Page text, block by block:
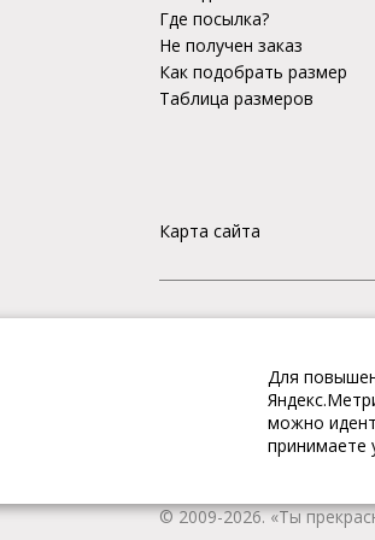
Где посылка?
Не получен заказ
Как подобрать размер
Таблица размеров
Карта сайта
Интернет магазин «Ты
одежду и обувь, Вы
качественную и
наличии всегда
© 2009-2026. «Ты
Для
можно
принимаете